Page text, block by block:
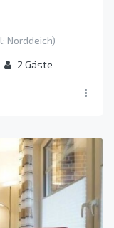
Norddeich)
2 Gäste